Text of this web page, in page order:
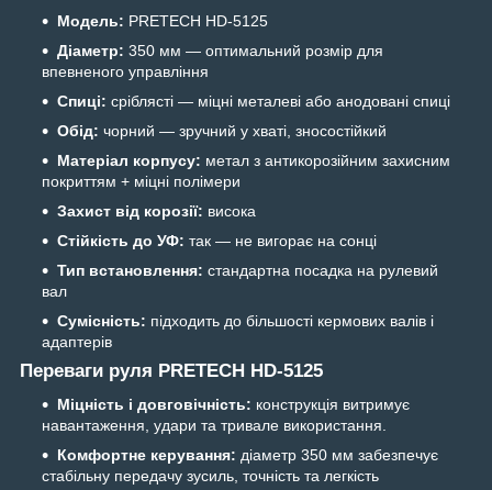
Модель: PRETECH HD-5125
Діаметр: 350 мм — оптимальний розмір для
впевненого управління
Спиці: сріблясті — міцні металеві або анодовані спиці
Обід: чорний — зручний у хваті, зносостійкий
Матеріал корпусу: метал з антикорозійним захисним
покриттям + міцні полімери
Захист від корозії: висока
Стійкість до УФ: так — не вигорає на сонці
Тип встановлення: стандартна посадка на рулевий
вал
Сумісність: підходить до більшості кермових валів і
адаптерів
Переваги руля PRETECH HD-5125
Міцність і довговічність: конструкція витримує
навантаження, удари та тривале використання.
Комфортне керування: діаметр 350 мм забезпечує
стабільну передачу зусиль, точність та легкість